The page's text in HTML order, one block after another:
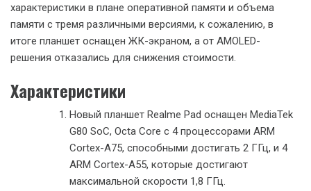
характеристики в плане оперативной памяти и объема
памяти с тремя различными версиями, к сожалению, в
итоге планшет оснащен ЖК-экраном, а от AMOLED-
решения отказались для снижения стоимости.
Характеристики
Новый планшет Realme Pad оснащен MediaTek
G80 SoC, Octa Core с 4 процессорами ARM
Cortex-A75, способными достигать 2 ГГц, и 4
ARM Cortex-A55, которые достигают
максимальной скорости 1,8 ГГц.